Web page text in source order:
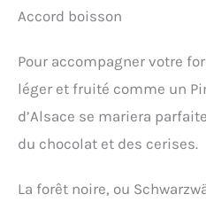
Accord boisson
Pour accompagner votre
léger et fruité comme un
d’Alsace se mariera
du chocolat et des cerises.
La forêt noire, ou